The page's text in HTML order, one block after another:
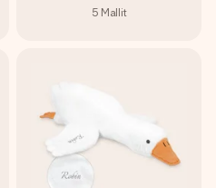
5 Mallit